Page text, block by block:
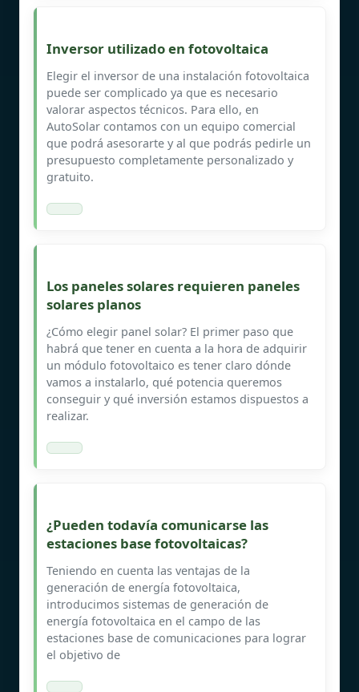
Inversor utilizado en fotovoltaica
Elegir el inversor de una instalación fotovoltaica
puede ser complicado ya que es necesario
valorar aspectos técnicos. Para ello, en
AutoSolar contamos con un equipo comercial
que podrá asesorarte y al que podrás pedirle un
presupuesto completamente personalizado y
gratuito.
Los paneles solares requieren paneles
solares planos
¿Cómo elegir panel solar? El primer paso que
habrá que tener en cuenta a la hora de adquirir
un módulo fotovoltaico es tener claro dónde
vamos a instalarlo, qué potencia queremos
conseguir y qué inversión estamos dispuestos a
realizar.
¿Pueden todavía comunicarse las
estaciones base fotovoltaicas?
Teniendo en cuenta las ventajas de la
generación de energía fotovoltaica,
introducimos sistemas de generación de
energía fotovoltaica en el campo de las
estaciones base de comunicaciones para lograr
el objetivo de